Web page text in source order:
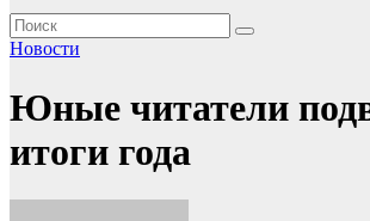
Новости
Юные читатели
итоги года